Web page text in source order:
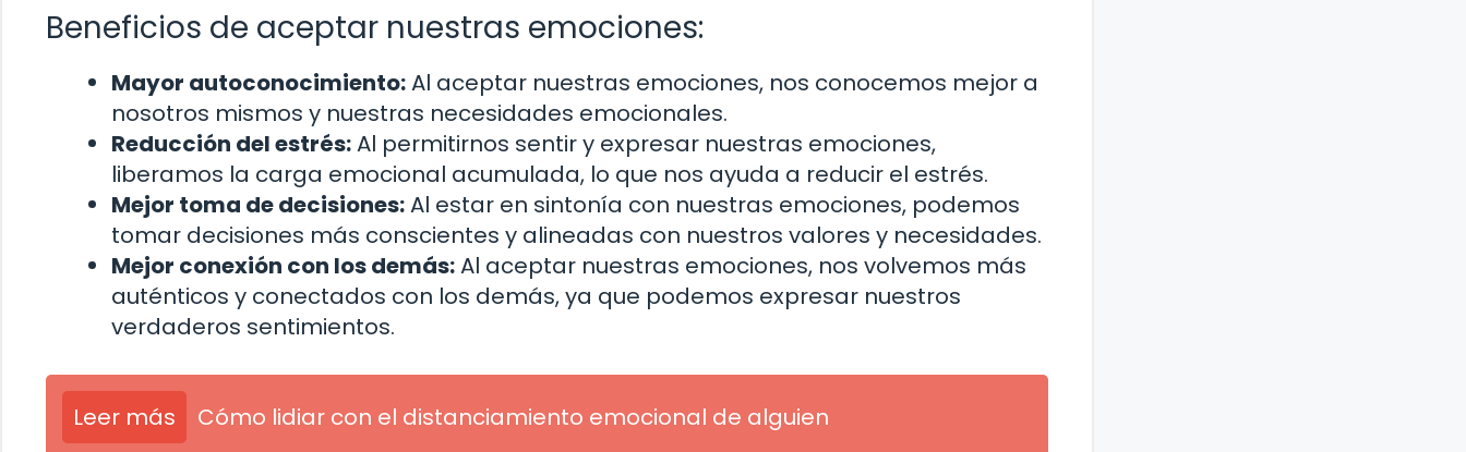
Beneficios de aceptar nuestras emociones:
Mayor autoconocimiento:Al aceptar nuestras emociones, nos conocemos mejor a
nosotros mismos y nuestras necesidades emocionales.
Reducción del estrés:Al permitirnos sentir y expresar nuestras emociones,
liberamos la carga emocional acumulada, lo que nos ayuda a reducir el estrés.
Mejor toma de decisiones:Al estar en sintonía con nuestras emociones, podemos
tomar decisiones más conscientes y alineadas con nuestros valores y necesidades.
Mejor conexión con los demás:Al aceptar nuestras emociones, nos volvemos más
auténticos y conectados con los demás, ya que podemos expresar nuestros
verdaderos sentimientos.
Leer más Cómo lidiar con el distanciamiento emocional de alguien